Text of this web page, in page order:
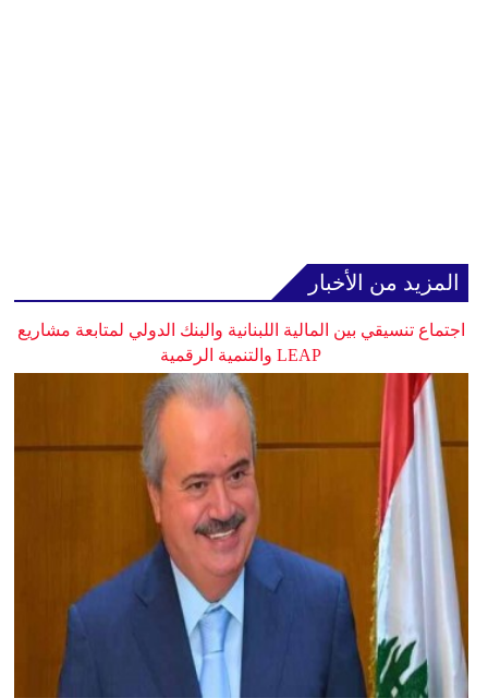
المزيد من الأخبار
اجتماع تنسيقي بين المالية اللبنانية والبنك الدولي لمتابعة مشاريع
LEAP والتنمية الرقمية